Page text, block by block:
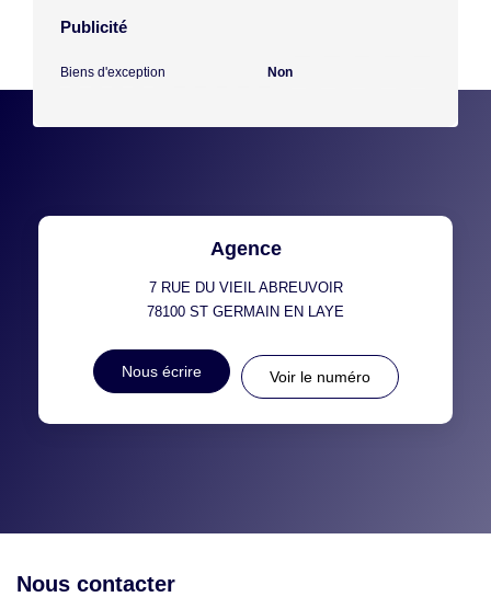
Publicité
Biens d'exception Non
Agence
7 RUE DU VIEIL ABREUVOIR
78100 ST GERMAIN EN LAYE
Nous écrire Voir le numéro
Nous contacter